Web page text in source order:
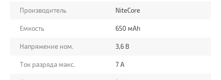
Производитель NiteCore
Емкость 650 мАh
Напряжение ном. 3,6 В
Ток разряда макс. 7 A